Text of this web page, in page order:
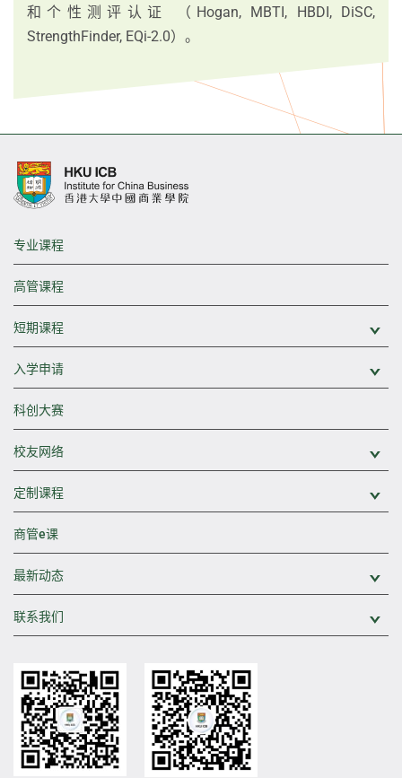
和个性测评认证 （Hogan, MBTI, HBDI, DiSC,
StrengthFinder, EQi-2.0）。
专业课程
高管课程
短期课程
入学申请
科创大赛
校友网络
定制课程
商管e课
最新动态
联系我们